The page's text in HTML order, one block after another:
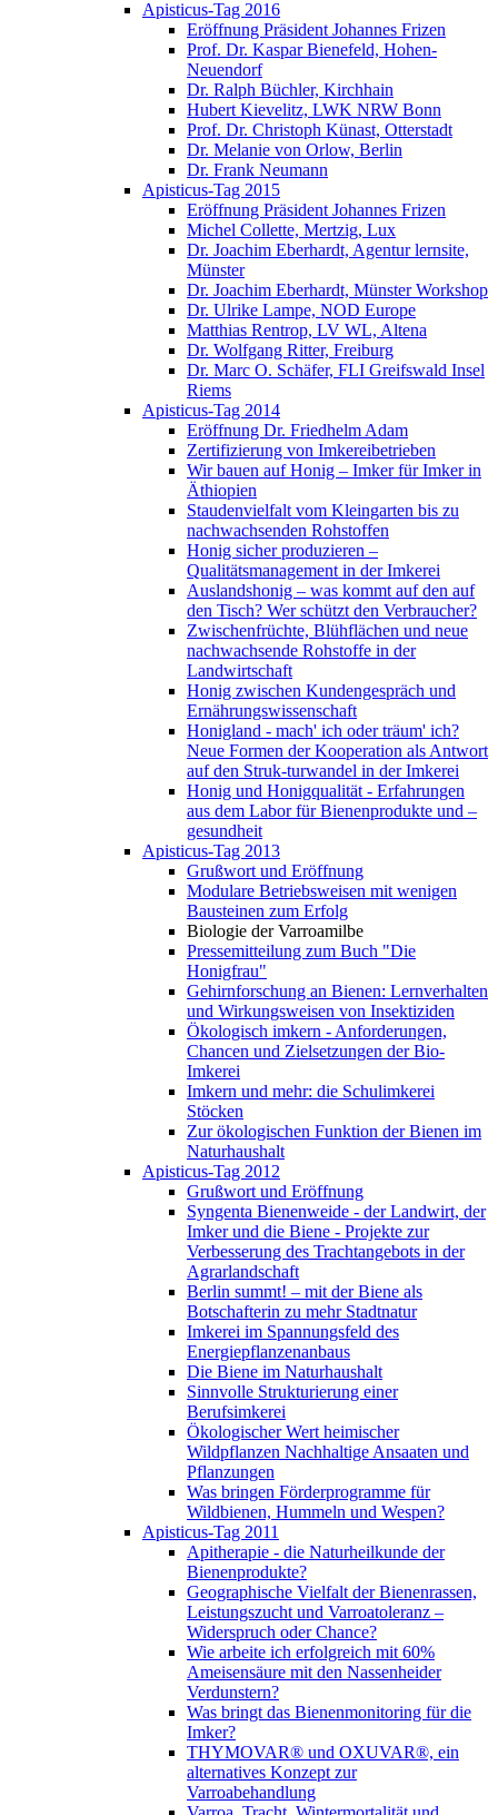
Apisticus-Tag 2016
Eröffnung Präsident Johannes Frizen
Prof. Dr. Kaspar Bienefeld, Hohen-
Neuendorf
Dr. Ralph Büchler, Kirchhain
Hubert Kievelitz, LWK NRW Bonn
Prof. Dr. Christoph Künast, Otterstadt
Dr. Melanie von Orlow, Berlin
Dr. Frank Neumann
Apisticus-Tag 2015
Eröffnung Präsident Johannes Frizen
Michel Collette, Mertzig, Lux
Dr. Joachim Eberhardt, Agentur lernsite,
Münster
Dr. Joachim Eberhardt, Münster Workshop
Dr. Ulrike Lampe, NOD Europe
Matthias Rentrop, LV WL, Altena
Dr. Wolfgang Ritter, Freiburg
Dr. Marc O. Schäfer, FLI Greifswald Insel
Riems
Apisticus-Tag 2014
Eröffnung Dr. Friedhelm Adam
Zertifizierung von Imkereibetrieben
Wir bauen auf Honig – Imker für Imker in
Äthiopien
Staudenvielfalt vom Kleingarten bis zu
nachwachsenden Rohstoffen
Honig sicher produzieren –
Qualitätsmanagement in der Imkerei
Auslandshonig – was kommt auf den auf
den Tisch? Wer schützt den Verbraucher?
Zwischenfrüchte, Blühflächen und neue
nachwachsende Rohstoffe in der
Landwirtschaft
Honig zwischen Kundengespräch und
Ernährungswissenschaft
Honigland - mach' ich oder träum' ich?
Neue Formen der Kooperation als Antwort
auf den Struk-turwandel in der Imkerei
Honig und Honigqualität - Erfahrungen
aus dem Labor für Bienenprodukte und –
gesundheit
Apisticus-Tag 2013
Grußwort und Eröffnung
Modulare Betriebsweisen mit wenigen
Bausteinen zum Erfolg
Biologie der Varroamilbe
Pressemitteilung zum Buch "Die
Honigfrau"
Gehirnforschung an Bienen: Lernverhalten
und Wirkungsweisen von Insektiziden
Ökologisch imkern - Anforderungen,
Chancen und Zielsetzungen der Bio-
Imkerei
Imkern und mehr: die Schulimkerei
Stöcken
Zur ökologischen Funktion der Bienen im
Naturhaushalt
Apisticus-Tag 2012
Grußwort und Eröffnung
Syngenta Bienenweide - der Landwirt, der
Imker und die Biene - Projekte zur
Verbesserung des Trachtangebots in der
Agrarlandschaft
Berlin summt! – mit der Biene als
Botschafterin zu mehr Stadtnatur
Imkerei im Spannungsfeld des
Energiepflanzenanbaus
Die Biene im Naturhaushalt
Sinnvolle Strukturierung einer
Berufsimkerei
Ökologischer Wert heimischer
Wildpflanzen Nachhaltige Ansaaten und
Pflanzungen
Was bringen Förderprogramme für
Wildbienen, Hummeln und Wespen?
Apisticus-Tag 2011
Apitherapie - die Naturheilkunde der
Bienenprodukte?
Geographische Vielfalt der Bienenrassen,
Leistungszucht und Varroatoleranz –
Widerspruch oder Chance?
Wie arbeite ich erfolgreich mit 60%
Ameisensäure mit den Nassenheider
Verdunstern?
Was bringt das Bienenmonitoring für die
Imker?
THYMOVAR® und OXUVAR®, ein
alternatives Konzept zur
Varroabehandlung